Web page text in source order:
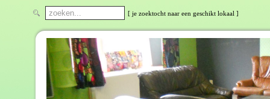
[ je zoektocht naar een geschikt lokaal ]